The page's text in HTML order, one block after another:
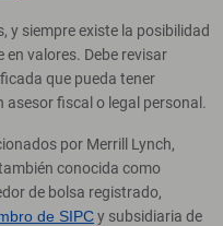
y siempre existe la posibilidad
valores. Debe revisar
que pueda tener
asesor fiscal o legal personal.
por Merrill Lynch,
conocida como
de bolsa registrado,
de SIPCy subsidiaria de